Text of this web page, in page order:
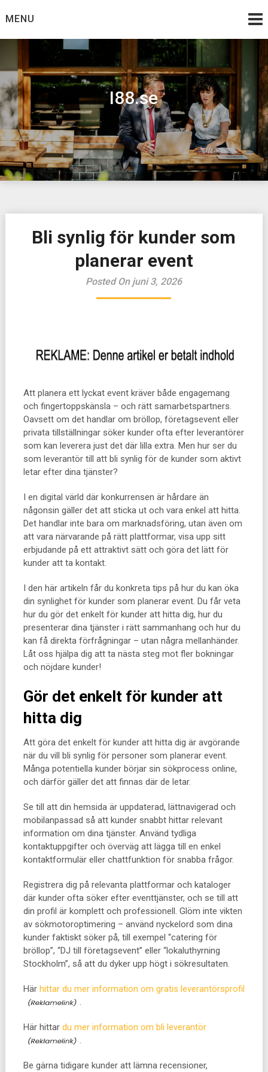
toMENU
I88.se
Bli synlig för kunder som
planerar event
Posted On juni 3, 2026
Att planera ett lyckat event kräver både engagemang
och fingertoppskänsla – och rätt samarbetspartners.
Oavsett om det handlar om bröllop, företagsevent eller
privata tillställningar söker kunder ofta efter leverantörer
som kan leverera just det där lilla extra. Men hur ser du
som leverantör till att bli synlig för de kunder som aktivt
letar efter dina tjänster?
I en digital värld där konkurrensen är hårdare än
någonsin gäller det att sticka ut och vara enkel att hitta.
Det handlar inte bara om marknadsföring, utan även om
att vara närvarande på rätt plattformar, visa upp sitt
erbjudande på ett attraktivt sätt och göra det lätt för
kunder att ta kontakt.
I den här artikeln får du konkreta tips på hur du kan öka
din synlighet för kunder som planerar event. Du får veta
hur du gör det enkelt för kunder att hitta dig, hur du
presenterar dina tjänster i rätt sammanhang och hur du
kan få direkta förfrågningar – utan några mellanhänder.
Låt oss hjälpa dig att ta nästa steg mot fler bokningar
och nöjdare kunder!
Gör det enkelt för kunder att
hitta dig
Att göra det enkelt för kunder att hitta dig är avgörande
när du vill bli synlig för personer som planerar event.
Många potentiella kunder börjar sin sökprocess online,
och därför gäller det att finnas där de letar.
Se till att din hemsida är uppdaterad, lättnavigerad och
mobilanpassad så att kunder snabbt hittar relevant
information om dina tjänster. Använd tydliga
kontaktuppgifter och överväg att lägga till en enkel
kontaktformulär eller chattfunktion för snabba frågor.
Registrera dig på relevanta plattformar och kataloger
där kunder ofta söker efter eventtjänster, och se till att
din profil är komplett och professionell. Glöm inte vikten
av sökmotoroptimering – använd nyckelord som dina
kunder faktiskt söker på, till exempel “catering för
bröllop”, “DJ till företagsevent” eller “lokaluthyrning
Stockholm”, så att du dyker upp högt i sökresultaten.
Här hittar du mer information om gratis leverantörsprofil
.
Här hittar du mer information om bli leverantör
.
Be gärna tidigare kunder att lämna recensioner,